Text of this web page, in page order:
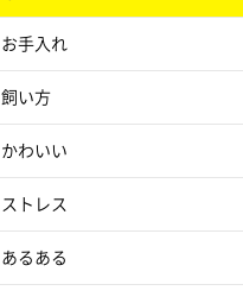
お手入れ
飼い方
かわいい
ストレス
あるある